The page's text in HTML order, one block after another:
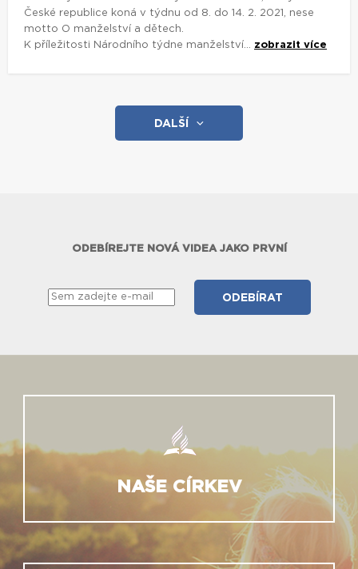
České republice koná v týdnu od 8. do 14. 2. 2021, nese
motto O manželství a dětech.
K příležitosti Národního týdne manželství... zobrazit více
DALŠÍ
ODEBÍREJTE NOVÁ VIDEA JAKO PRVNÍ
NAŠE CÍRKEV